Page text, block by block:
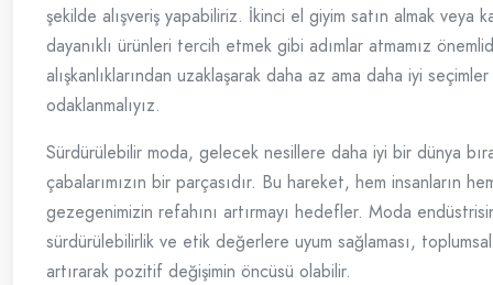
şekilde alışveriş yapabiliriz. İkinci el giyim satın almak veya
dayanıklı ürünleri tercih etmek gibi adımlar atmamız
alışkanlıklarından uzaklaşarak daha az ama daha iyi
odaklanmalıyız.
Sürdürülebilir moda, gelecek nesillere daha iyi bir dünya
çabalarımızın bir parçasıdır. Bu hareket, hem insanların
gezegenimizin refahını artırmayı hedefler. Moda
sürdürülebilirlik ve etik değerlere uyum sağlaması, toplumsal
artırarak pozitif değişimin öncüsü olabilir.